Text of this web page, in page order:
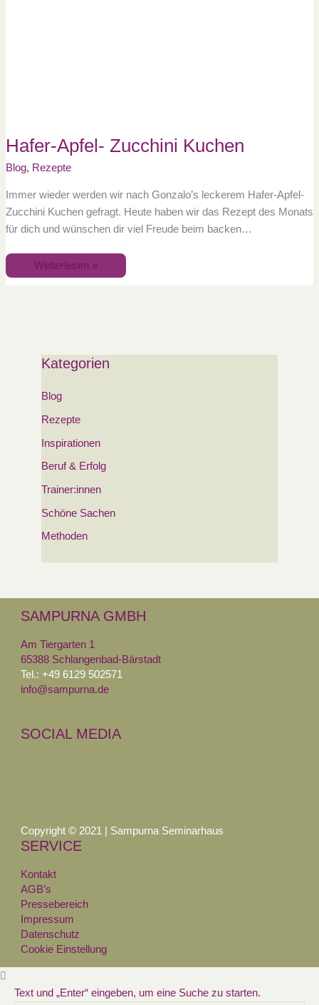
Hafer-Apfel- Zucchini Kuchen
Blog, Rezepte
Immer wieder werden wir nach Gonzalo’s leckerem Hafer-Apfel-
Zucchini Kuchen gefragt. Heute haben wir das Rezept des Monats
für dich und wünschen dir viel Freude beim backen…
Weiterlesen »
Kategorien
Blog
Rezepte
Inspirationen
Beruf & Erfolg
Trainer:innen
Schöne Sachen
Methoden
SAMPURNA GMBH
Am Tiergarten 1
65388 Schlangenbad-Bärstadt
Tel.: +49 6129 502571
info@sampurna.de
SOCIAL MEDIA
Copyright © 2021 | Sampurna Seminarhaus
SERVICE
Kontakt
AGB’s
Pressebereich
Impressum
Datenschutz
Cookie Einstellung
Text und „Enter“ eingeben, um eine Suche zu starten.